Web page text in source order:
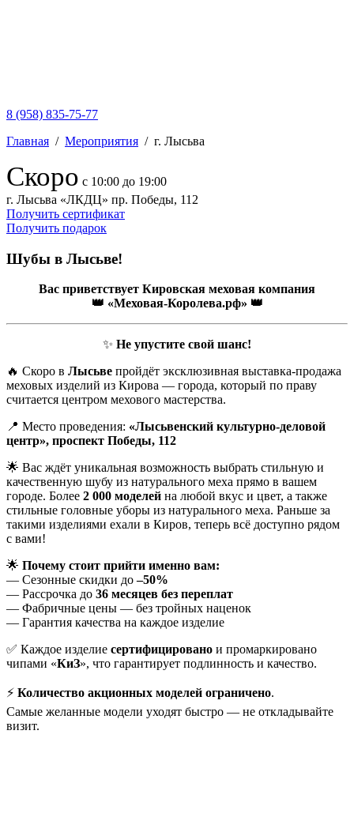
8 (958) 835-75-77
Главная / Мероприятия / г. Лысьва
Скоро с 10:00 до 19:00
г. Лысьва «ЛКДЦ» пр. Победы, 112
Получить сертификат
Получить подарок
Шубы в Лысьве!
Вас приветствует Кировская меховая компания
👑 «Меховая-Королева.рф» 👑
✨ Не упустите свой шанс!
🔥 Скоро в Лысьве пройдёт эксклюзивная выставка-продажа
меховых изделий из Кирова — города, который по праву
считается центром мехового мастерства.
📍 Место проведения: «Лысьвенский культурно-деловой
центр», проспект Победы, 112
🌟 Вас ждёт уникальная возможность выбрать стильную и
качественную шубу из натурального меха прямо в вашем
городе. Более 2 000 моделей на любой вкус и цвет, а также
стильные головные уборы из натурального меха. Раньше за
такими изделиями ехали в Киров, теперь всё доступно рядом
с вами!
🌟 Почему стоит прийти именно вам:
— Сезонные скидки до–50%
— Рассрочка до 36 месяцев без переплат
— Фабричные цены — без тройных наценок
— Гарантия качества на каждое изделие
✅ Каждое изделие сертифицировано и промаркировано
чипами «КиЗ», что гарантирует подлинность и качество.
⚡ Количество акционных моделей ограничено.
Самые желанные модели уходят быстро — не откладывайте
визит.